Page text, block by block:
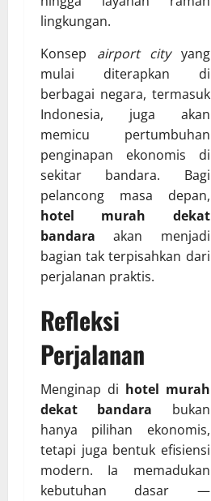
lingkungan.
Konsep airport cityyang
mulai diterapkan di
berbagai negara, termasuk
Indonesia, juga akan
memicu pertumbuhan
penginapan ekonomis di
sekitar bandara. Bagi
pelancong masa depan,
hotel murah dekat
bandara akan menjadi
bagian tak terpisahkan dari
perjalanan praktis.
Refleksi
Perjalanan
Menginap di hotel murah
dekat bandara bukan
hanya pilihan ekonomis,
tetapi juga bentuk efisiensi
modern. Ia memadukan
kebutuhan dasar —